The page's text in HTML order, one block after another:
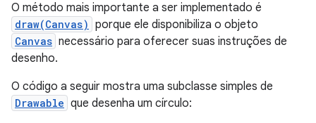
O método mais importante a ser implementado é
draw(Canvas) porque ele disponibiliza o objeto
Canvas necessário para oferecer suas instruções de
desenho.
O código a seguir mostra uma subclasse simples de
Drawable que desenha um círculo: